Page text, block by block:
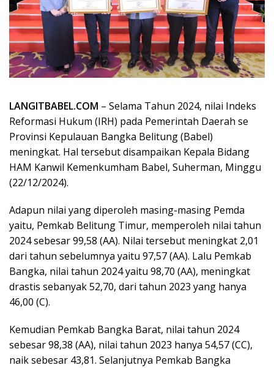
LANGITBABEL.COM – Selama Tahun 2024, nilai Indeks
Reformasi Hukum (IRH) pada Pemerintah Daerah se
Provinsi Kepulauan Bangka Belitung (Babel)
meningkat. Hal tersebut disampaikan Kepala Bidang
HAM Kanwil Kemenkumham Babel, Suherman, Minggu
(22/12/2024).
Adapun nilai yang diperoleh masing-masing Pemda
yaitu, Pemkab Belitung Timur, memperoleh nilai tahun
2024 sebesar 99,58 (AA). Nilai tersebut meningkat 2,01
dari tahun sebelumnya yaitu 97,57 (AA). Lalu Pemkab
Bangka, nilai tahun 2024 yaitu 98,70 (AA), meningkat
drastis sebanyak 52,70, dari tahun 2023 yang hanya
46,00 (C).
Kemudian Pemkab Bangka Barat, nilai tahun 2024
sebesar 98,38 (AA), nilai tahun 2023 hanya 54,57 (CC),
naik sebesar 43,81. Selanjutnya Pemkab Bangka